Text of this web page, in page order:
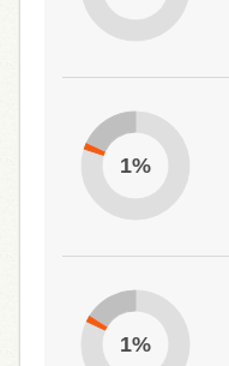
1%
1%